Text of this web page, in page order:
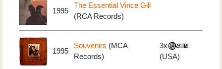
1995
The Essential Vince Gill
(RCA Records)
1995
Souvenirs (MCA
Records)
3x
(USA)